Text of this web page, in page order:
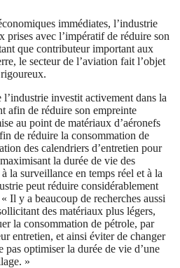
immédiates, l’industrie
prises avec l’impératif de réduire son
que contributeur important aux
le secteur de l’aviation fait l’objet
investit activement dans la
afin de réduire son empreinte
au point de matériaux d’aéronefs
de réduire la consommation de
des calendriers d’entretien pour
la durée de vie des
la surveillance en temps réel et à la
peut réduire considérablement
Il y a beaucoup de recherches aussi
des matériaux plus légers,
la consommation de pétrole, par
entretien, et ainsi éviter de changer
pas optimiser la durée de vie d’une
»